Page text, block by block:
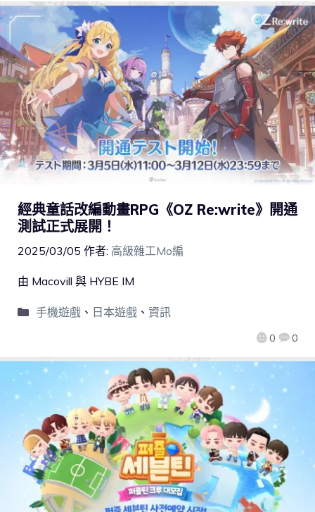
經典童話改編動畫RPG《OZ Re:write》開通
測試正式展開！
2025/03/05 作者: 高級雜工Mo編
0 0
由 Macovill 與 HYBE IM
手機遊戲、 日本遊戲、 資訊